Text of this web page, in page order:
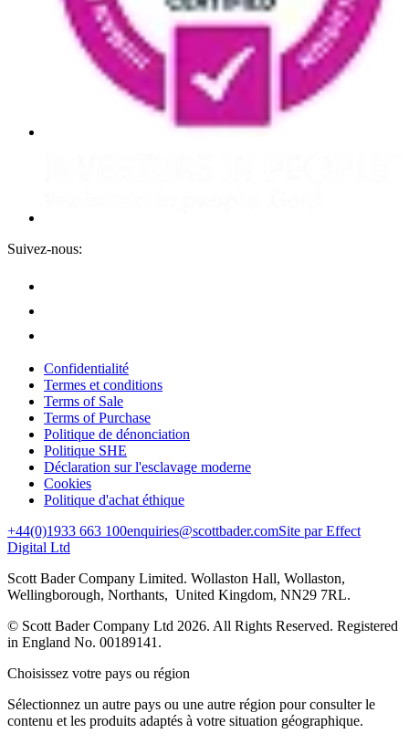
Suivez-nous:
Confidentialité
Termes et conditions
Terms of Sale
Terms of Purchase
Politique de dénonciation
Politique SHE
Déclaration sur l'esclavage moderne
Cookies
Politique d'achat éthique
+44(0)1933 663 100enquiries@scottbader.comSite par Effect
Digital Ltd
Scott Bader Company Limited. Wollaston Hall, Wollaston,
Wellingborough, Northants, United Kingdom, NN29 7RL.
© Scott Bader Company Ltd 2026. All Rights Reserved. Registered
in England No. 00189141.
Choisissez votre pays ou région
Sélectionnez un autre pays ou une autre région pour consulter le
contenu et les produits adaptés à votre situation géographique.